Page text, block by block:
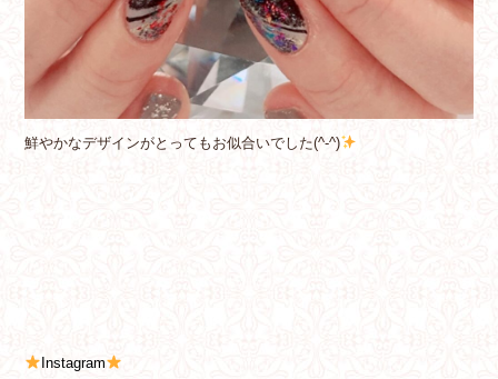
鮮やかなデザインがとってもお似合いでした(^-^)
Instagram